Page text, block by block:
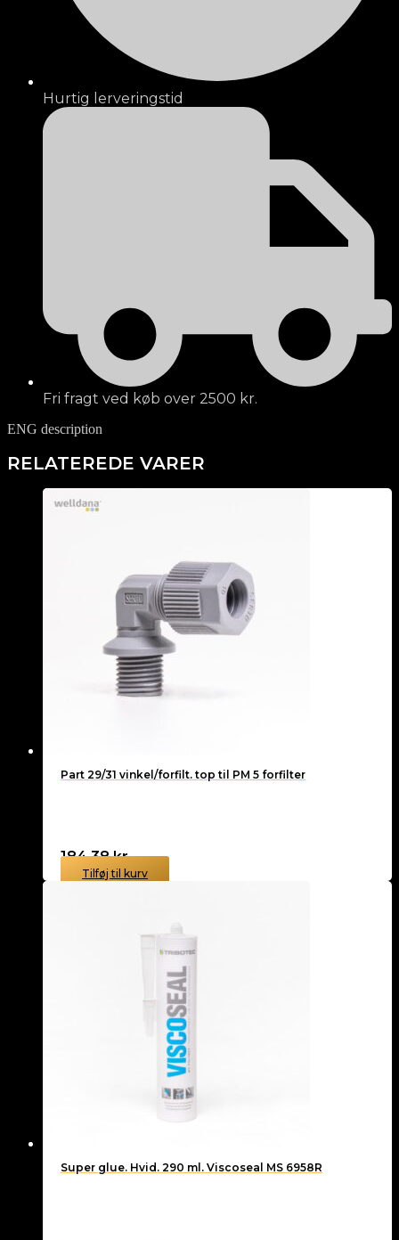
Hurtig lerveringstid
Fri fragt ved køb over 2500 kr.
ENG description
RELATEREDE VARER
Part 29/31 vinkel/forfilt. top til PM 5 forfilter
184,38kr.
Tilføj til kurv
Super glue. Hvid. 290 ml. Viscoseal MS 6958R